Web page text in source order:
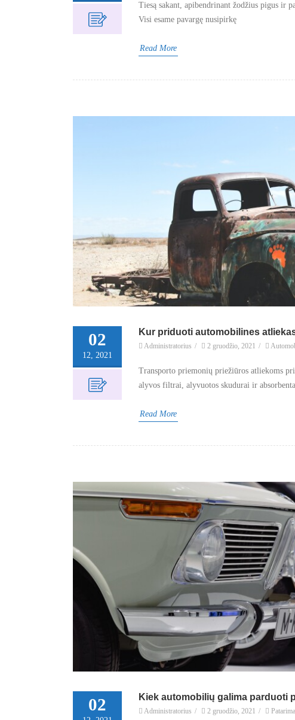
Tiesą sakant, apibendrinant žodžius pigus ir
Visi esame pavargę nusipirkę
Read More
02
12, 2021
Kur priduoti automobilines
Administratorius / 2 gruodžio, 2021 /
Transporto priemonių priežiūros atliekoms
alyvos filtrai, alyvuotos skudurai ir
Read More
02 Kiek automobilių galima parduoti
Administratorius / 2 gruodžio, 2021 /